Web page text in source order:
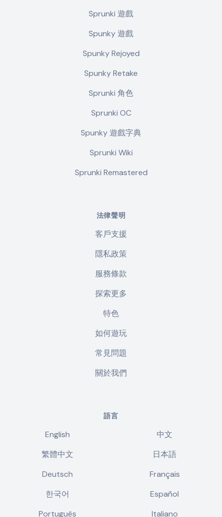
Sprunki 遊戲
Spunky 遊戲
Spunky Rejoyed
Spunky Retake
Sprunki 角色
Sprunki OC
Spunky 遊戲字典
Sprunki Wiki
Sprunki Remastered
法律聲明
客戶支援
隱私政策
服務條款
探索更多
特色
如何遊玩
常見問題
關於我們
語言
English
中文
繁體中文
日本語
Deutsch
Français
한국어
Español
Português
Italiano